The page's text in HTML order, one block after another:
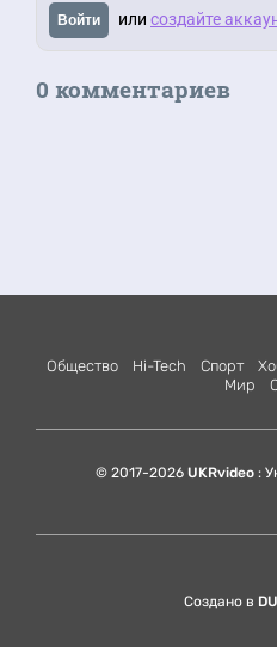
Войти или создайте
0 комментариев
Общество Hi-Tech Спорт
Мир
© 2017-2026 UKRvideo :
Создано в